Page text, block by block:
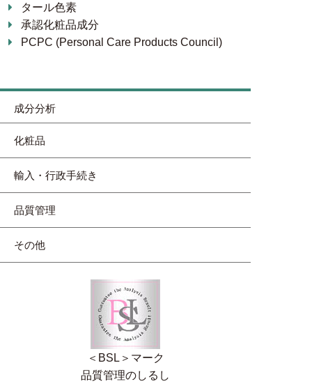
成分分析
化粧品
輸入・行政手続き
品質管理
その他
＜BSL＞マーク
品質管理のしるし
タール色素
承認化粧品成分
PCPC (Personal Care Products Council)